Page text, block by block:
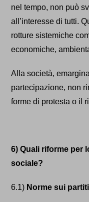
nel tempo, non può
all’interesse di tutti.
rotture sistemiche
economiche,
Alla società,
partecipazione, non
forme di protesta o il
6) Quali riforme per
sociale?
6.1) Norme sui partiti